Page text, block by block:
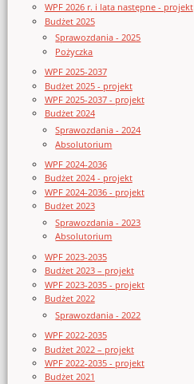
WPF 2026 r. i lata następne - projekt
Budżet 2025
Sprawozdania - 2025
Pożyczka
WPF 2025-2037
Budżet 2025 - projekt
WPF 2025-2037 - projekt
Budżet 2024
Sprawozdania - 2024
Absolutorium
WPF 2024-2036
Budżet 2024 - projekt
WPF 2024-2036 - projekt
Budżet 2023
Sprawozdania - 2023
Absolutorium
WPF 2023-2035
Budżet 2023 – projekt
WPF 2023-2035 - projekt
Budżet 2022
Sprawozdania - 2022
WPF 2022-2035
Budżet 2022 – projekt
WPF 2022-2035 - projekt
Budżet 2021